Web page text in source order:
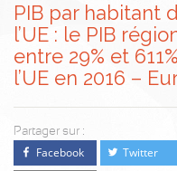
PIB par habitant
l’UE : le PIB
entre 29% et
l’UE en 2016 –
Partager sur :
Facebook Twitter